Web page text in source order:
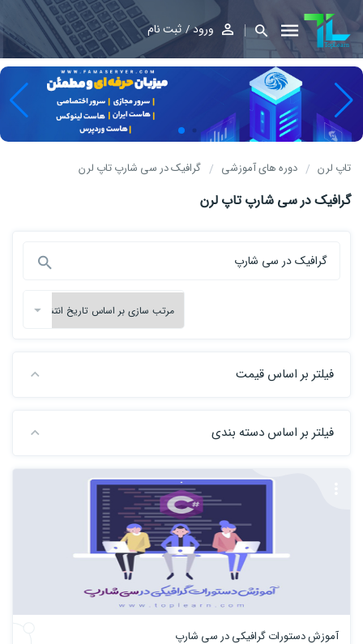
ورود ثبت نام
تاپ لرن دوره های آموزشی گرافیک در سی شارپ تاپ لرن
گرافیک در سی شارپ تاپ لرن
فیلتر بر اساس قیمت
فیلتر بر اساس دسته بندی
آموزش دستورات گرافیکی در سی شارپ